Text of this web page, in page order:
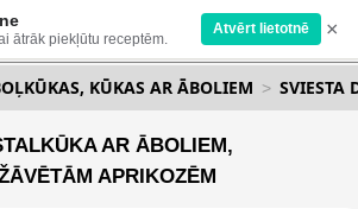
ātrāk piekļūtu receptēm.
Atvērt lietotnē ×
KŪKAS AR ĀBOLIEM SVIESTA
AR ĀBOLIEM,
APRIKOZĒM